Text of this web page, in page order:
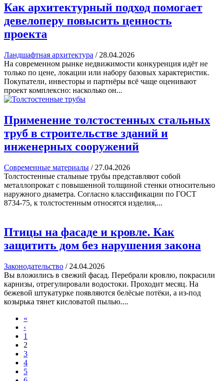
Как архитектурный подход помогает
девелоперу повысить ценность
проекта
Ландшафтная архитектура / 28.04.2026
На современном рынке недвижимости конкуренция идёт не
только по цене, локации или набору базовых характеристик.
Покупатели, инвесторы и партнёры всё чаще оценивают
проект комплексно: насколько он...
Применение толстостенных стальных
труб в строительстве зданий и
инженерных сооружений
Современные материалы / 27.04.2026
Толстостенные стальные трубы представляют собой
металлопрокат с повышенной толщиной стенки относительно
наружного диаметра. Согласно классификации по ГОСТ
8734-75, к толстостенным относятся изделия,...
Птицы на фасаде и кровле. Как
защитить дом без нарушения закона
Законодательство / 24.04.2026
Вы вложились в свежий фасад. Перебрали кровлю, покрасили
карнизы, отрегулировали водостоки. Проходит месяц. На
бежевой штукатурке появляются белёсые потёки, а из-под
козырька тянет кисловатой пылью....
«
‹
1
2
3
4
5